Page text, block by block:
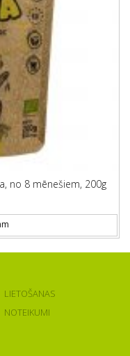
no 8 mēnešiem, 200g
LIETOŠANAS
NOTEIKUMI